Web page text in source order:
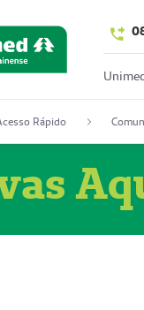
Rápido